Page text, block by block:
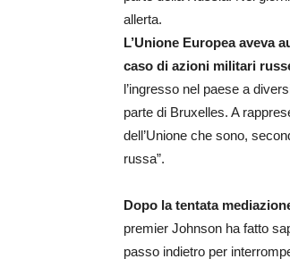
allerta.
L’Unione Europea aveva
caso di azioni militari
l’ingresso nel paese a
parte di Bruxelles. A
dell’Unione che sono,
russa”.
Dopo la tentata
premier Johnson ha fatto
passo indietro per